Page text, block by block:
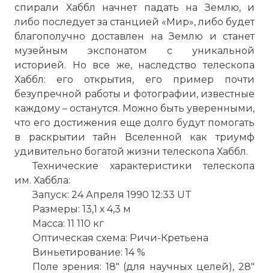
спирали Хаббл начнет падать на Землю, и
либо последует за станцией «Мир», либо будет
благополучно доставлен на Землю и станет
музейным экспонатом с уникальной
историей. Но все же, наследство телескопа
Хаббл: его открытия, его пример почти
безупречной работы и фотографии, известные
каждому – останутся. Можно быть уверенными,
что его достижения еще долго будут помогать
в раскрытии тайн Вселенной как триумф
удивительно богатой жизни телескопа Хаббл.
Технические характеристики телескопа
им. Хаббла:
Запуск: 24 Апреля 1990 12:33 UT
Размеры: 13,1 х 4,3 м
Масса: 11 110 кг
Оптическая схема: Ричи-Кретьена
Виньетирование: 14 %
Поле зрения: 18" (для научных целей), 28"